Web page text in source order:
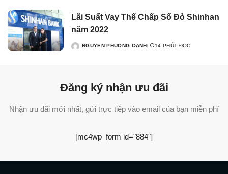
Lãi Suất Vay Thế Chấp Sổ Đỏ Shinhan
năm 2022
NGUYEN PHUONG OANH 14 PHÚT ĐỌC
Đăng ký nhận ưu đãi
Nhận ưu đãi mới nhất, gửi trực tiếp vào email của bạn miễn phí
[mc4wp_form id="884"]